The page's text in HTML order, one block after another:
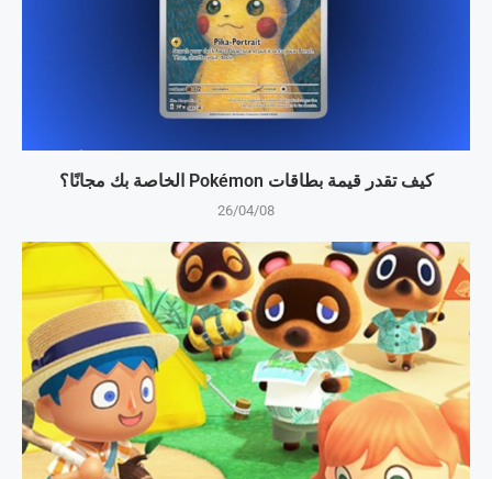
كيف تقدر قيمة بطاقات Pokémon الخاصة بك مجانًا؟
26/04/08